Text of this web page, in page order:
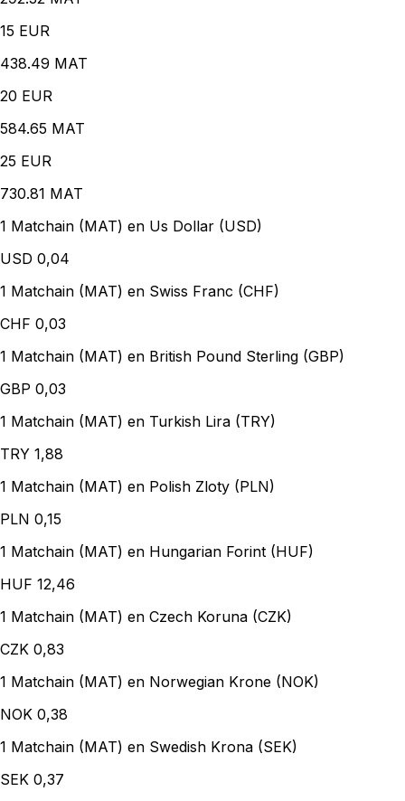
15 EUR
438.49 MAT
20 EUR
584.65 MAT
25 EUR
730.81 MAT
1 Matchain (MAT) en Us Dollar (USD)
USD 0,04
1 Matchain (MAT) en Swiss Franc (CHF)
CHF 0,03
1 Matchain (MAT) en British Pound Sterling (GBP)
GBP 0,03
1 Matchain (MAT) en Turkish Lira (TRY)
TRY 1,88
1 Matchain (MAT) en Polish Zloty (PLN)
PLN 0,15
1 Matchain (MAT) en Hungarian Forint (HUF)
HUF 12,46
1 Matchain (MAT) en Czech Koruna (CZK)
CZK 0,83
1 Matchain (MAT) en Norwegian Krone (NOK)
NOK 0,38
1 Matchain (MAT) en Swedish Krona (SEK)
SEK 0,37